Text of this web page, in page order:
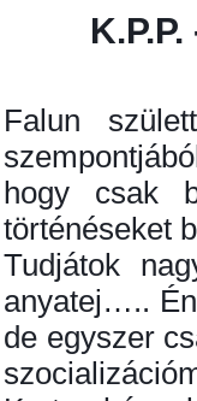
Falun
hogy csak
történéseket
Tudjátok
anyatej…..
de egyszer